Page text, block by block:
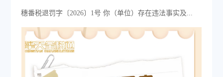
穗番税退罚字〔2026〕1号 你（单位）存在违法事实及...